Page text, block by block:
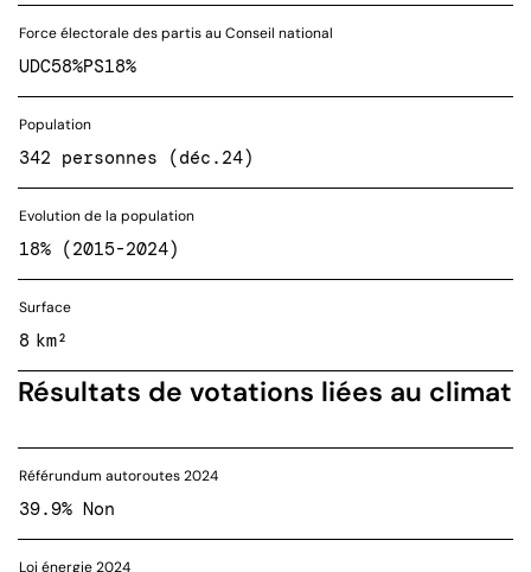
Force électorale des partis au Conseil national
UDC58%PS18%
Population
342 personnes (déc.24)
Evolution de la population
18% (2015-2024)
Surface
8 km²
Résultats de votations liées au climat
Référundum autoroutes 2024
39.9% Non
Loi énergie 2024